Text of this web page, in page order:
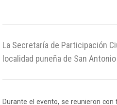
La Secretaría de Participación
localidad puneña de San
Durante el evento, se reunieron